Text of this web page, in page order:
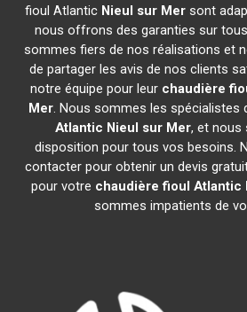
fioul Atlantic Nieul sur Mer sont
nous offrons des garanties sur
sommes fiers de nos réalisations et
de partager les avis de nos clients
notre équipe pour leur chaudière
Mer. Nous sommes les spécialistes
Atlantic Nieul sur Mer, et nous
disposition pour tous vos besoins.
contacter pour obtenir un devis
pour votre chaudière fioul Atlantic
sommes impatients de